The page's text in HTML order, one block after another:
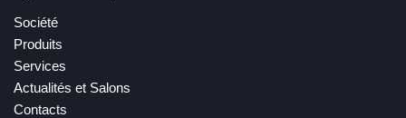
Société
Produits
Services
Actualités et Salons
Contacts